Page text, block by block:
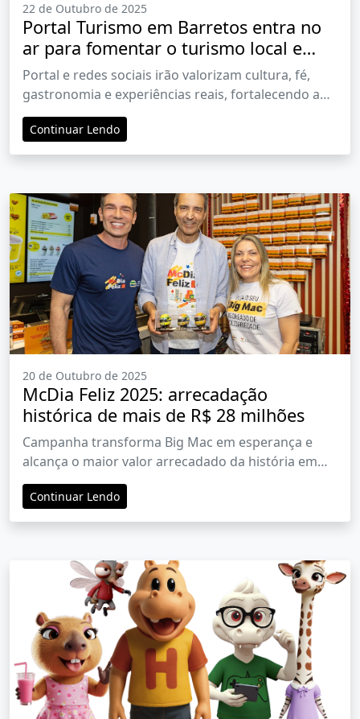
22 de Outubro de 2025
Portal Turismo em Barretos entra no
ar para fomentar o turismo local e
evidenciar a Capital Nacional do
Rodeio
Portal e redes sociais irão valorizam cultura, fé,
gastronomia e experiências reais, fortalecendo a
identidade e o desenvolvimento turístico da cidade
Continuar Lendo
20 de Outubro de 2025
McDia Feliz 2025: arrecadação
histórica de mais de R$ 28 milhões
Campanha transforma Big Mac em esperança e
alcança o maior valor arrecadado da história em
prol da saúde e da educação infantojuvenil do país
Continuar Lendo